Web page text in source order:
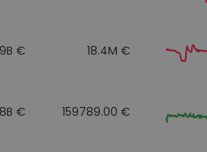
€ 18.4M €
€ 159789.00 €